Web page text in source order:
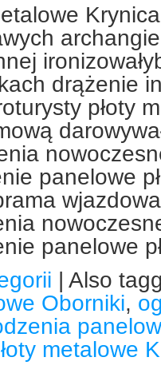
drążenie
płoty
panelowe
panelowe
Also
Oborniki,
metalowe